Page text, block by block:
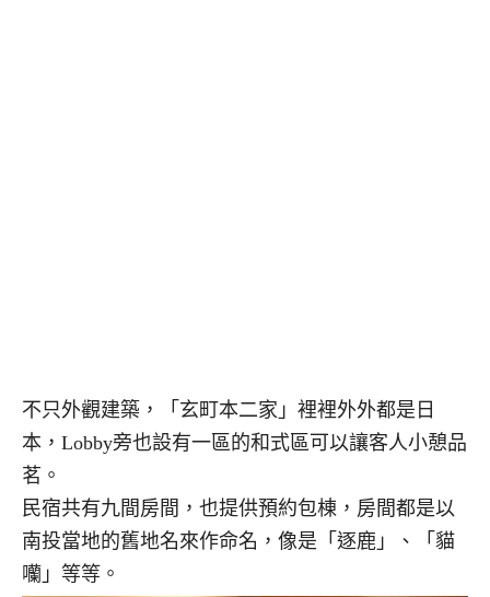
不只外觀建築，「玄町本二家」裡裡外外都是日
本，Lobby旁也設有一區的和式區可以讓客人小憩品
茗。
民宿共有九間房間，也提供預約包棟，房間都是以
南投當地的舊地名來作命名，像是「逐鹿」、「貓
囒」等等。